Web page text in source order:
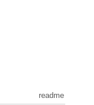
readme